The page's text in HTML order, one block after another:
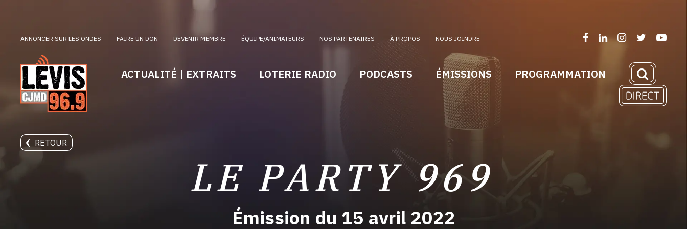
ANNONCER SUR LES ONDES FAIRE UN DON DEVENIR MEMBRE ÉQUIPE/ANIMATEURS NOS PARTENAIRES À PROPOS NOUS JOINDRE
ACTUALITÉ | EXTRAITS LOTERIE RADIO PODCASTS ÉMISSIONS PROGRAMMATION
RETOUR
LE PARTY 969
Émission du 15 avril 2022